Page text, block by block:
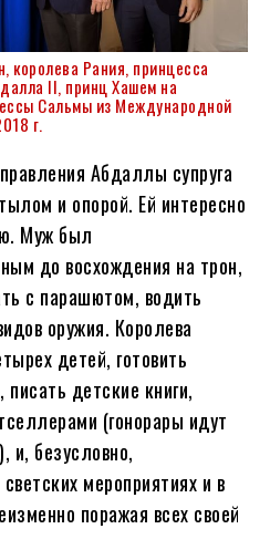
королева Рания, принцесса
II, принц Хашем на
Сальмы из Международной
г.
Абдаллы супруга
и опорой. Ей интересно
Муж был
до восхождения на трон,
с парашютом, водить
оружия. Королева
детей, готовить
детские книги,
(гонорары идут
и, безусловно,
мероприятиях и в
поражая всех своей